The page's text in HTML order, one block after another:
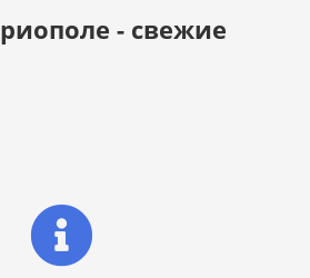
- свежие